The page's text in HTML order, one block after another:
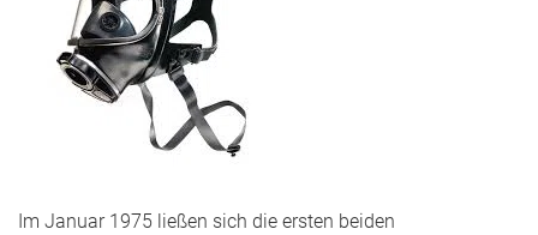
Im Januar 1975 ließen sich die ersten beiden